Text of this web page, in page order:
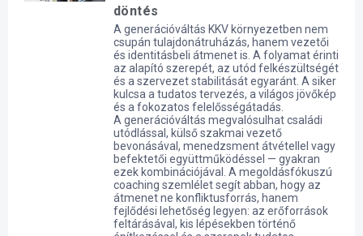
döntés
A generációváltás KKV környezetben nem
csupán tulajdonátruházás, hanem vezetői
és identitásbeli átmenet is. A folyamat érinti
az alapító szerepét, az utód felkészültségét
és a szervezet stabilitását egyaránt. A siker
kulcsa a tudatos tervezés, a világos jövőkép
és a fokozatos felelősségátadás.
A generációváltás megvalósulhat családi
utódlással, külső szakmai vezető
bevonásával, menedzsment átvétellel vagy
befektetői együttműködéssel — gyakran
ezek kombinációjával. A megoldásfókuszú
coaching szemlélet segít abban, hogy az
átmenet ne konfliktusforrás, hanem
fejlődési lehetőség legyen: az erőforrások
feltárásával, kis lépésekben történő